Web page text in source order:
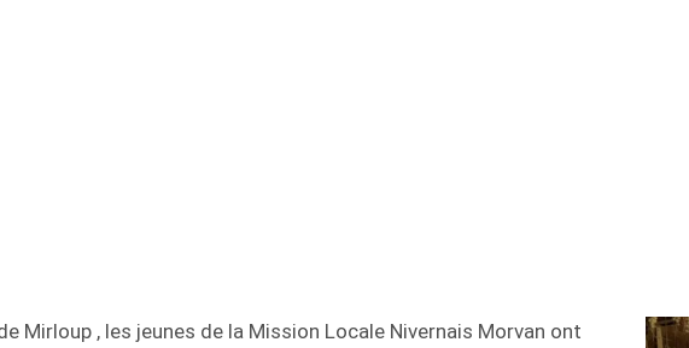
Mirloup , les jeunes de la Mission Locale Nivernais Morvan ont